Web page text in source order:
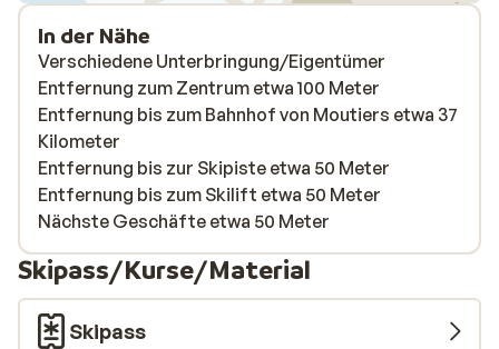
In der Nähe
Verschiedene Unterbringung/Eigentümer
Entfernung zum Zentrum etwa 100 Meter
Entfernung bis zum Bahnhof von Moutiers etwa 37
Kilometer
Entfernung bis zur Skipiste etwa 50 Meter
Entfernung bis zum Skilift etwa 50 Meter
Nächste Geschäfte etwa 50 Meter
Skipass/Kurse/Material
Skipass